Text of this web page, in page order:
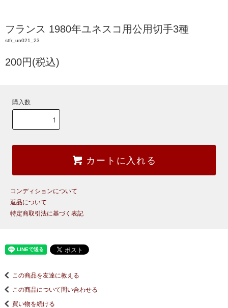
フランス 1980年ユネスコ用公用切手3種
stfr_un021_23
200円(税込)
購入数
カートに入れる
コンディションについて
返品について
特定商取引法に基づく表記
この商品を友達に教える
この商品について問い合わせる
買い物を続ける